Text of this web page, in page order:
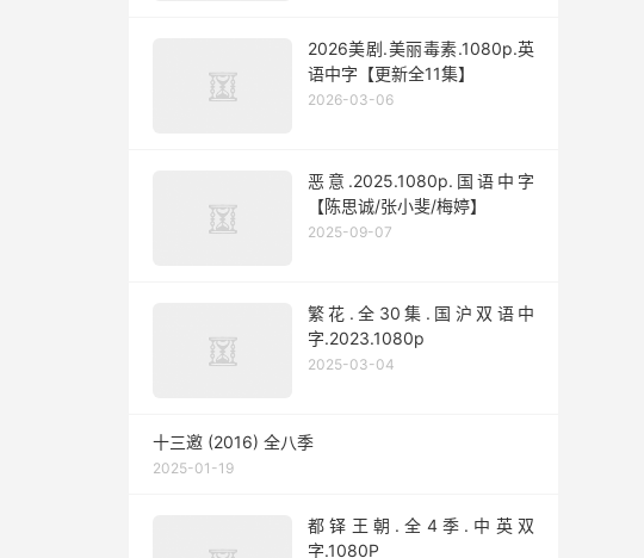
2026美剧.美丽毒素.1080p.英
语中字【更新全11集】
2026-03-06
恶意.2025.1080p.国语中字
【陈思诚/张小斐/梅婷】
2025-09-07
繁花.全30集.国沪双语中
字.2023.1080p
2025-03-04
十三邀 (2016) 全八季
2025-01-19
都铎王朝.全4季.中英双
字.1080P